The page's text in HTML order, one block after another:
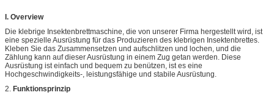
I. Overview
Die klebrige Insektenbrettmaschine, die von unserer Firma hergestellt wird, ist
eine spezielle Ausrüstung für das Produzieren des klebrigen Insektenbrettes.
Kleben Sie das Zusammensetzen und aufschlitzen und lochen, und die
Zählung kann auf dieser Ausrüstung in einem Zug getan werden. Diese
Ausrüstung ist einfach und bequem zu benützen, ist es eine
Hochgeschwindigkeits-, leistungsfähige und stabile Ausrüstung.
2. Funktionsprinzip